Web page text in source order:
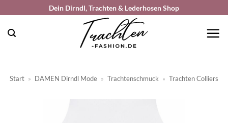
springen
Dein Dirndl, Trachten & Lederhosen Shop
Start » DAMEN Dirndl Mode » Trachtenschmuck » Trachten Colliers